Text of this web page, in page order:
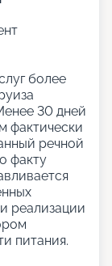
более
30 дней
фактически
речной
факту
реализации
питания.